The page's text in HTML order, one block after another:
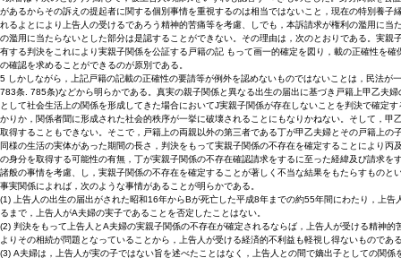
があるからその訴えの提起者に関する個別事情を重視するのは相当ではないこと，現在の特別養
れるよとにより上告人の受けるであろう精神的苦痛等を考慮、しでも，本訴請求が権利の濫用に
の濫用に当たらないとした部分は是認することができない。その理由は，次のとおりである。実
有する判決をこれにより実親子関係を公証する戸籍の記 もって画一的確定を図り，載の正確性を
の確認を求めることができるのが原別である。
5 しかしながら，上記戸籍の記載の正確性の要請等が例外を認めないものではないことは，民法
783条. 785条)などから明らかである。真実の親子関係と異なる出生の届出に基づき戸籍上甲乙夫
として社会生活上の関係を形成してきた場合においてJ実親子関係が存在しないことを判決で確
かりか，関係者聞に形成された社会的秩序が一挙に破壊されることにもなりかねない。そして，
取得することもできない。そこで，戸籍上の両親以外の第三者である丁が甲乙夫婦とその戸籍上
同様の生活の実体があった期間の長さ，判決をもって実親子関係の不存在を確定することにより
の身分を取得する可能性の有無，丁が実親子関係の不存在確認請求をするに至った経緯及び請求
諸般の事情を考慮、し，実親子関係の不存在を確定することが著しく不当な結果をもたらすもの
事実関係によれば，次のような事情があることが明らかである。
(1) 上告人の出生の届出がされた昭和16年からBが死亡した平成8年までの約55年間にわたり，上
るまで，上告人がA夫婦の実子であることを否定したことはない。
(2) 判決をもって上告人とA夫婦の実親子関係の不存在が確定されるならば，上告人が受ける精神
よりその相続が問題となっていることから，上告人が受ける経済的不利益も軽視し得ないものであ
(3) A夫婦は，上告人が実の子ではない旨を述べたことはなく，上告人との間で嫡出子としての関